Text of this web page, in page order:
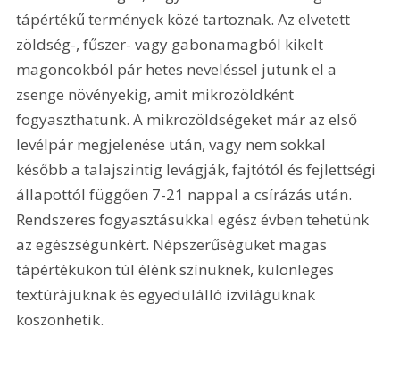
tápértékű termények közé tartoznak. Az elvetett
zöldség-, fűszer- vagy gabonamagból kikelt
magoncokból pár hetes neveléssel jutunk el a
zsenge növényekig, amit mikrozöldként
fogyaszthatunk. A mikrozöldségeket már az első
levélpár megjelenése után, vagy nem sokkal
később a talajszintig levágják, fajtótól és fejlettségi
állapottól függően 7-21 nappal a csírázás után.
Rendszeres fogyasztásukkal egész évben tehetünk
az egészségünkért. Népszerűségüket magas
tápértékükön túl élénk színüknek, különleges
textúrájuknak és egyedülálló ízviláguknak
köszönhetik.